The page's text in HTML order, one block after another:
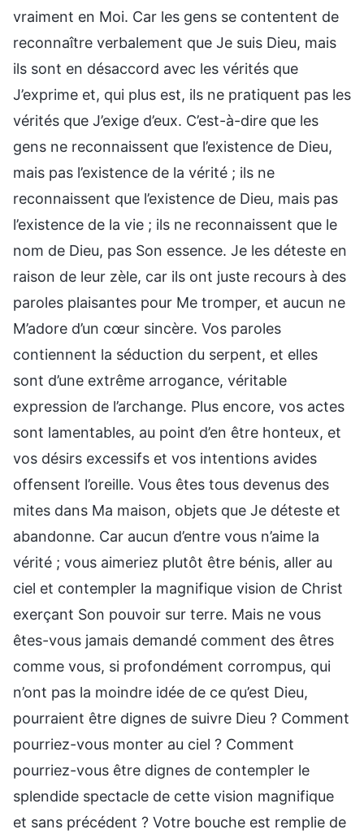
vraiment en Moi. Car les gens se contentent de
reconnaître verbalement que Je suis Dieu, mais
ils sont en désaccord avec les vérités que
J’exprime et, qui plus est, ils ne pratiquent pas les
vérités que J’exige d’eux. C’est-à-dire que les
gens ne reconnaissent que l’existence de Dieu,
mais pas l’existence de la vérité ; ils ne
reconnaissent que l’existence de Dieu, mais pas
l’existence de la vie ; ils ne reconnaissent que le
nom de Dieu, pas Son essence. Je les déteste en
raison de leur zèle, car ils ont juste recours à des
paroles plaisantes pour Me tromper, et aucun ne
M’adore d’un cœur sincère. Vos paroles
contiennent la séduction du serpent, et elles
sont d’une extrême arrogance, véritable
expression de l’archange. Plus encore, vos actes
sont lamentables, au point d’en être honteux, et
vos désirs excessifs et vos intentions avides
offensent l’oreille. Vous êtes tous devenus des
mites dans Ma maison, objets que Je déteste et
abandonne. Car aucun d’entre vous n’aime la
vérité ; vous aimeriez plutôt être bénis, aller au
ciel et contempler la magnifique vision de Christ
exerçant Son pouvoir sur terre. Mais ne vous
êtes-vous jamais demandé comment des êtres
comme vous, si profondément corrompus, qui
n’ont pas la moindre idée de ce qu’est Dieu,
pourraient être dignes de suivre Dieu ? Comment
pourriez-vous monter au ciel ? Comment
pourriez-vous être dignes de contempler le
splendide spectacle de cette vision magnifique
et sans précédent ? Votre bouche est remplie de